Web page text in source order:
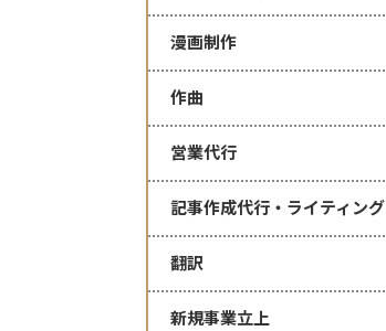
漫画制作
作曲
営業代行
記事作成代行・ライティング
翻訳
新規事業立上